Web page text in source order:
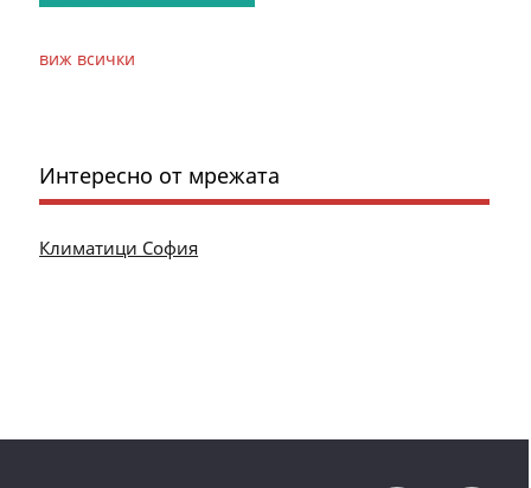
виж всички
Интересно от мрежата
Климатици София